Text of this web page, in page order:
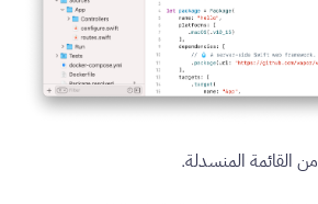
من القائمة المنسدلة.